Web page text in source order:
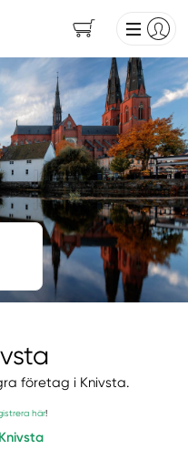
företag i Knivsta.
här!
Knivsta